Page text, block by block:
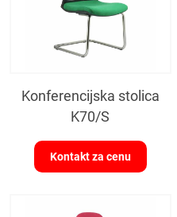
Konferencijska stolica
K70/S
Kontakt za cenu